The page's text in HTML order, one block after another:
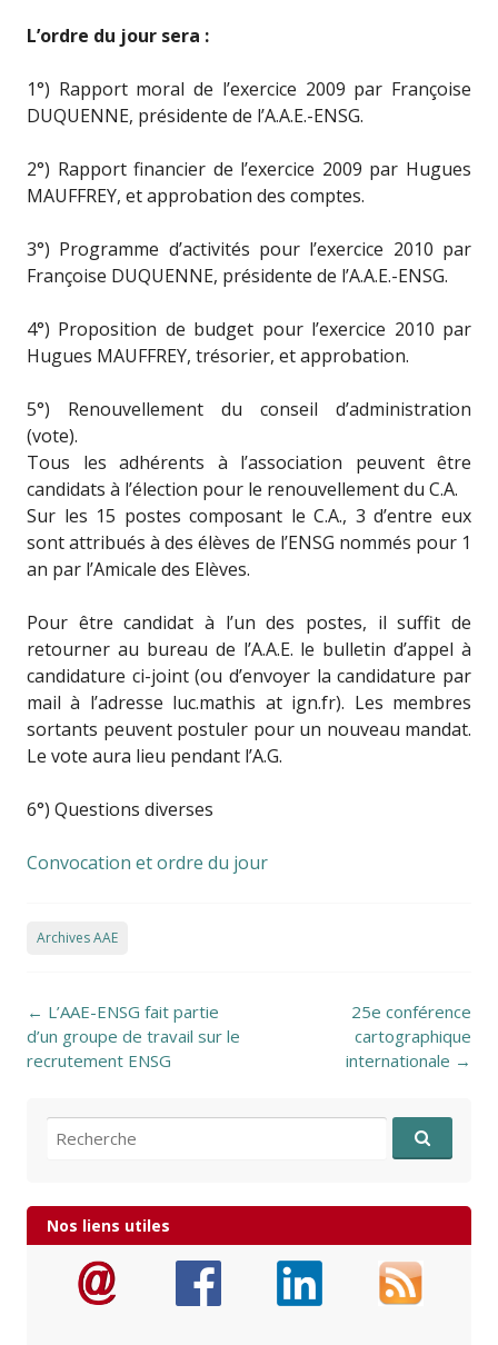
L’ordre du jour sera :
1°) Rapport moral de l’exercice 2009 par Françoise
DUQUENNE, présidente de l’A.A.E.-ENSG.
2°) Rapport financier de l’exercice 2009 par Hugues
MAUFFREY, et approbation des comptes.
3°) Programme d’activités pour l’exercice 2010 par
Françoise DUQUENNE, présidente de l’A.A.E.-ENSG.
4°) Proposition de budget pour l’exercice 2010 par
Hugues MAUFFREY, trésorier, et approbation.
5°) Renouvellement du conseil d’administration
(vote).
Tous les adhérents à l’association peuvent être
candidats à l’élection pour le renouvellement du C.A.
Sur les 15 postes composant le C.A., 3 d’entre eux
sont attribués à des élèves de l’ENSG nommés pour 1
an par l’Amicale des Elèves.
Pour être candidat à l’un des postes, il suffit de
retourner au bureau de l’A.A.E. le bulletin d’appel à
candidature ci-joint (ou d’envoyer la candidature par
mail à l’adresse luc.mathis at ign.fr). Les membres
sortants peuvent postuler pour un nouveau mandat.
Le vote aura lieu pendant l’A.G.
6°) Questions diverses
Convocation et ordre du jour
Archives AAE
Post navigation
← L’AAE-ENSG fait partie
d’un groupe de travail sur le
recrutement ENSG
25e conférence
cartographique
internationale →
Recherche pour:
Nos liens utiles